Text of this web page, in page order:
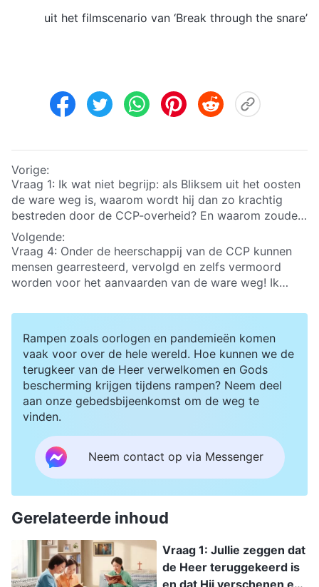
uit het filmscenario van ‘Break through the snare’
Vorige:
Vraag 1: Ik wat niet begrijp: als Bliksem uit het oosten
de ware weg is, waarom wordt hij dan zo krachtig
bestreden door de CCP-overheid? En waarom zouden
ook religieuze leiders hen zo heftig veroordelen?
Natuurlijk zijn ook voorgangers en ouderlingen
vervolgd door de CCP-overheid. Maar wat betreft
Bliksem uit het oosten – hoe kan het dat de
voorgangers en ouderlingen die God dienen dezelfde
Volgende:
Vraag 4: Onder de heerschappij van de CCP kunnen
mensen gearresteerd, vervolgd en zelfs vermoord
worden voor het aanvaarden van de ware weg! Ik
Almachtige God.
Rampen zoals oorlogen en pandemieën komen
vaak voor over de hele wereld. Hoe kunnen we de
terugkeer van de Heer verwelkomen en Gods
bescherming krijgen tijdens rampen? Neem deel
aan onze gebedsbijeenkomst om de weg te
vinden.
Neem contact op via Messenger
Gerelateerde inhoud
Vraag 1: Jullie zeggen dat
de Heer teruggekeerd is
en dat Hij verschenen en